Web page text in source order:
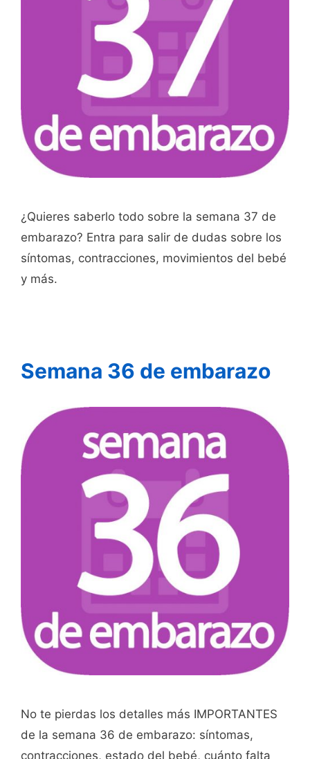
¿Quieres saberlo todo sobre la semana 37 de
embarazo? Entra para salir de dudas sobre los
síntomas, contracciones, movimientos del bebé
y más.
Semana 36 de embarazo
No te pierdas los detalles más IMPORTANTES
de la semana 36 de embarazo: síntomas,
contracciones, estado del bebé, cuánto falta